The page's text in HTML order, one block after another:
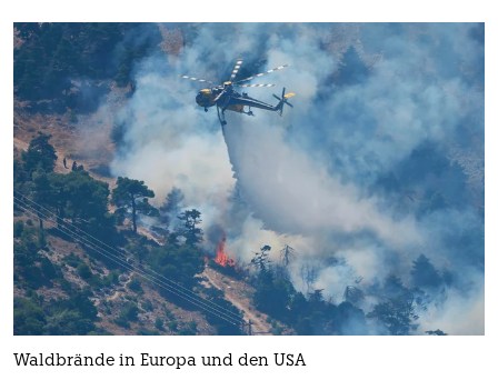
Waldbrände in Europa und den USA